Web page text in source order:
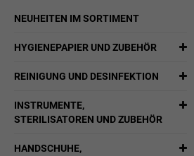
NEUHEITEN IM SORTIMENT
HYGIENEPAPIER UND ZUBEHÖR
REINIGUNG UND DESINFEKTION
INSTRUMENTE,
STERILISATOREN UND ZUBEHÖR
HANDSCHUHE,